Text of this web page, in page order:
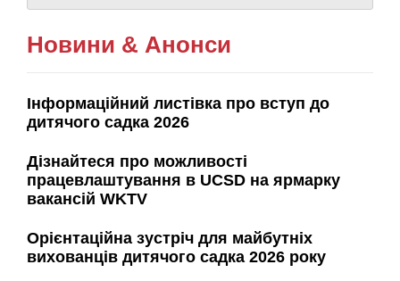
Новини & Анонси
Інформаційний листівка про вступ до
дитячого садка 2026
Дізнайтеся про можливості
працевлаштування в UCSD на ярмарку
вакансій WKTV
Орієнтаційна зустріч для майбутніх
вихованців дитячого садка 2026 року